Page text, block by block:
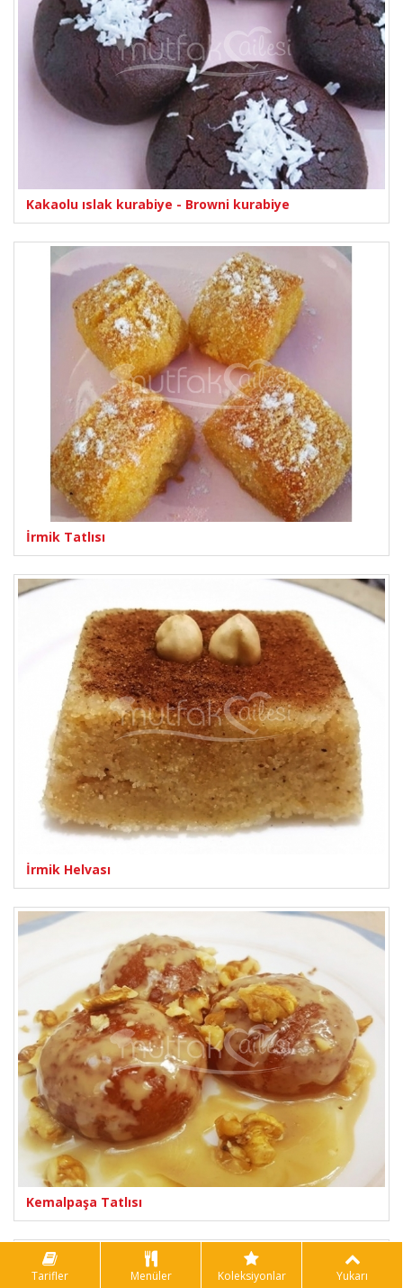
Kakaolu ıslak kurabiye - Browni kurabiye
İrmik Tatlısı
İrmik Helvası
Kemalpaşa Tatlısı
Tarifler Menüler Koleksiyonlar Yukarı